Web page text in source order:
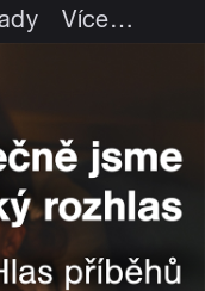
Více…